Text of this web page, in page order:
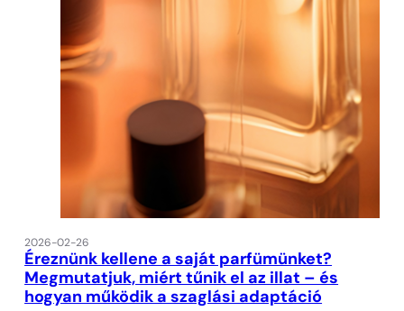
2026-02-26
Éreznünk kellene a saját parfümünket?
Megmutatjuk, miért tűnik el az illat – és
hogyan működik a szaglási adaptáció